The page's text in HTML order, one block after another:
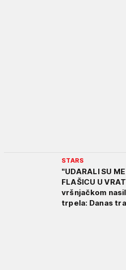
STARS
"UDARALI SU
FLAŠICU U
vršnjačkom
trpela: Danas